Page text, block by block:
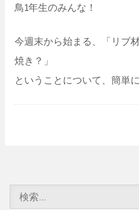
鳥1年生のみんな！
今週末から始まる、「リブ
焼き？」
ということについて、簡単